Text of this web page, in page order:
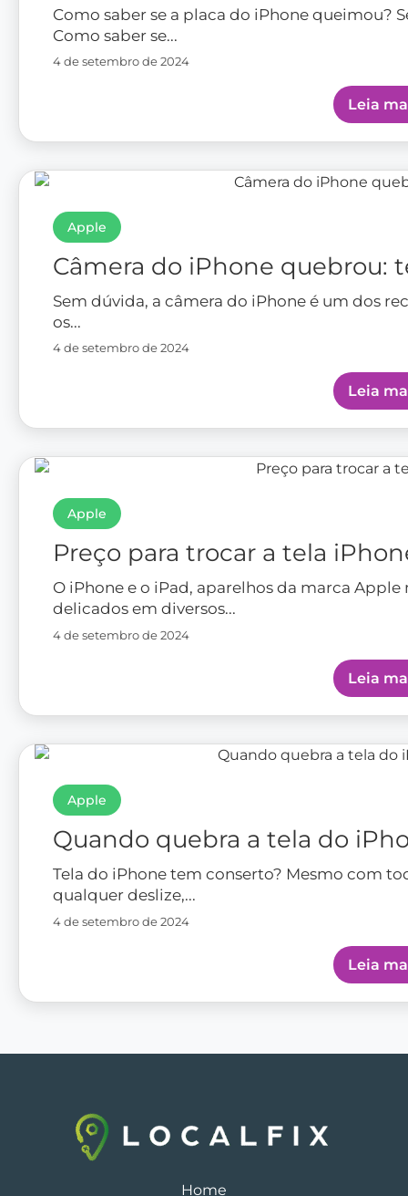
Como saber se a placa do iPhone queimou?
Como saber se...
4 de setembro de 2024
Leia
Apple
Câmera do iPhone quebrou:
Sem dúvida, a câmera do iPhone é um dos
os...
4 de setembro de 2024
Leia
Apple
Preço para trocar a tela
O iPhone e o iPad, aparelhos da marca
delicados em diversos...
4 de setembro de 2024
Leia
Apple
Quando quebra a tela do
Tela do iPhone tem conserto? Mesmo com
qualquer deslize,...
4 de setembro de 2024
Leia
Home